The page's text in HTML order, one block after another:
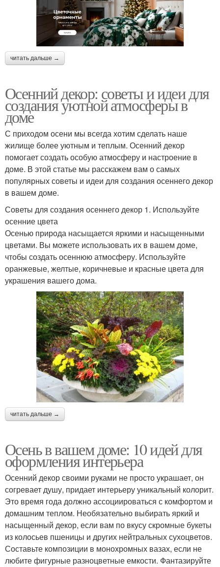
читать дальше →
Осенний декор: советы и идеи для
создания уютной атмосферы в
доме
С приходом осени мы всегда хотим сделать наше
жилище более уютным и теплым. Осенний декор
помогает создать особую атмосферу и настроение в
доме. В этой статье мы расскажем вам о самых
популярных советы и идеи для создания осеннего декор
в вашем доме.
Советы для создания осеннего декор 1. Используйте
осенние цвета
Осенью природа насыщается яркими и насыщенными
цветами. Вы можете использовать их в вашем доме,
чтобы создать осеннюю атмосферу. Используйте
оранжевые, желтые, коричневые и красные цвета для
украшения вашего дома.
читать дальше →
Осень в вашем доме: 10 идей для
оформления интерьера
Осенний декор своими руками не просто украшает, он
согревает душу, придает интерьеру уникальный колорит.
Это время года должно ассоциироваться с комфортом и
домашним теплом. Необязательно выбирать яркий и
насыщенный декор, если вам по вкусу скромные букеты
из колосьев пшеницы и других нейтральных сухоцветов.
Составьте композиции в монохромных вазах, если не
любите фигурные разноцветные емкости. Фантазируйте